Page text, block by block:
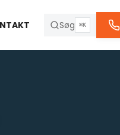
Søg ⌘K